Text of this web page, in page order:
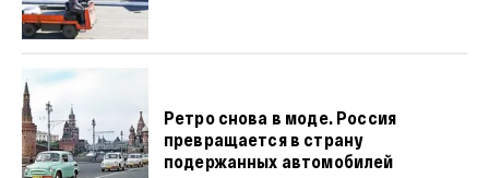
Ретро снова в моде. Россия
превращается в страну
подержанных автомобилей